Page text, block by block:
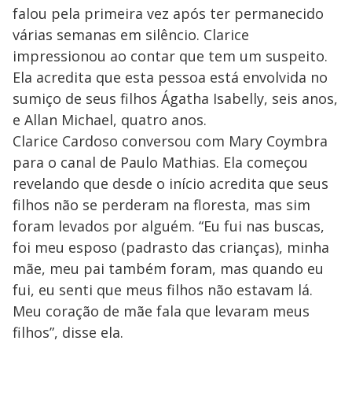
falou pela primeira vez após ter permanecido
várias semanas em silêncio. Clarice
impressionou ao contar que tem um suspeito.
Ela acredita que esta pessoa está envolvida no
sumiço de seus filhos Ágatha Isabelly, seis anos,
e Allan Michael, quatro anos.
Clarice Cardoso conversou com Mary Coymbra
para o canal de Paulo Mathias. Ela começou
revelando que desde o início acredita que seus
filhos não se perderam na floresta, mas sim
foram levados por alguém. “Eu fui nas buscas,
foi meu esposo (padrasto das crianças), minha
mãe, meu pai também foram, mas quando eu
fui, eu senti que meus filhos não estavam lá.
Meu coração de mãe fala que levaram meus
filhos”, disse ela.